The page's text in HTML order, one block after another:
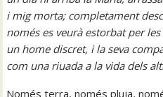
i mig morta; completament
només es veurà estorbat per
un home discret, i la seva
com una riuada a la vida dels
Només terra, només pluja,